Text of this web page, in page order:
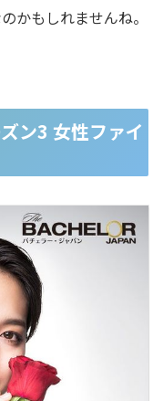
かもしれませんね。
ン3 女性ファイ